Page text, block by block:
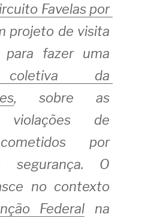
Favelas por
projeto de visita
para fazer uma
da
, sobre as
violações de
cometidos por
segurança. O
no contexto
Federal
na